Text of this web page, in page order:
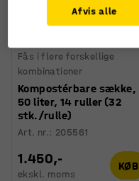
Fås i flere forskellige
kombinationer
Kompostérbare sække,
50 liter, 14 ruller (32
stk./rulle)
Art. nr.: 205561
1.450,-
ekskl. moms
KØB
Afvis alle